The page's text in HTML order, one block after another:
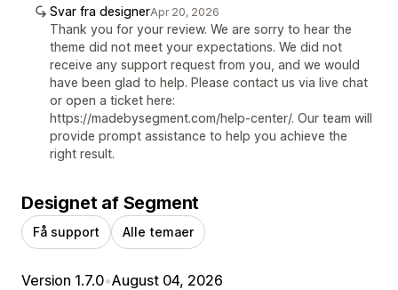
Svar fra designerApr 20, 2026
Thank you for your review. We are sorry to hear the
theme did not meet your expectations. We did not
receive any support request from you, and we would
have been glad to help. Please contact us via live chat
or open a ticket here:
https://madebysegment.com/help-center/. Our team will
provide prompt assistance to help you achieve the
right result.
Designet af Segment
Få support Alle temaer
Version 1.7.0•August 04, 2026